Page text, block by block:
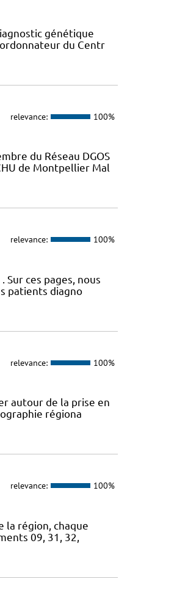
génétique
du Centr
relevance: 100%
du Réseau DGOS
de Montpellier Mal
relevance: 100%
ces pages, nous
patients diagno
relevance: 100%
autour de la prise en
régiona
relevance: 100%
la région, chaque
09, 31, 32,